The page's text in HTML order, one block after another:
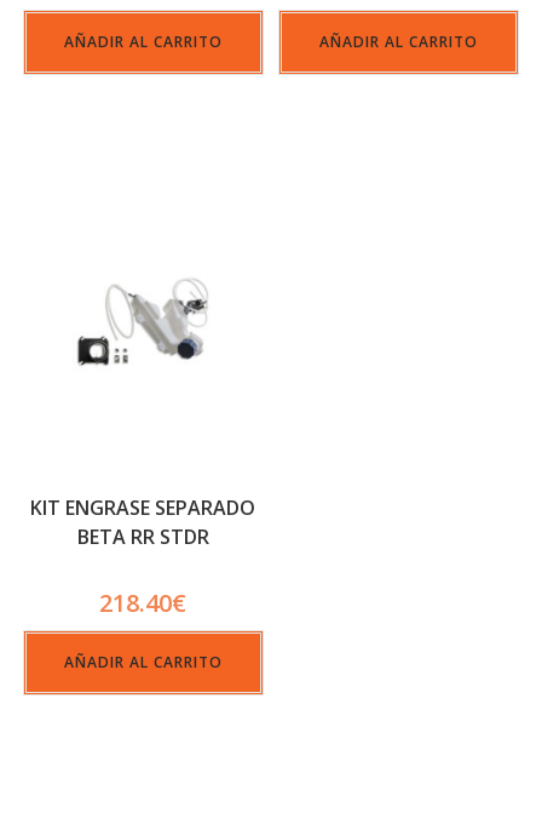
AÑADIR AL CARRITO AÑADIR AL CARRITO
KIT ENGRASE SEPARADO
BETA RR STDR
218.40€
AÑADIR AL CARRITO